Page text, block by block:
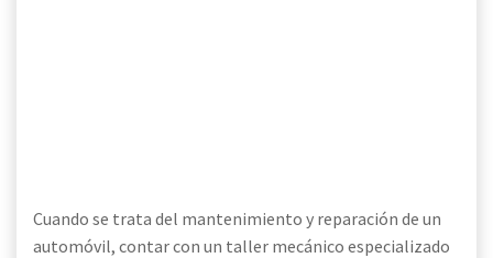
Cuando se trata del mantenimiento y reparación de un
automóvil, contar con un taller mecánico especializado